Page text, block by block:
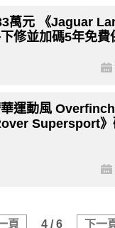
萬元 《Jaguar
修並加碼5年免費
運動風
Supersport
頁 4 / 6 下一